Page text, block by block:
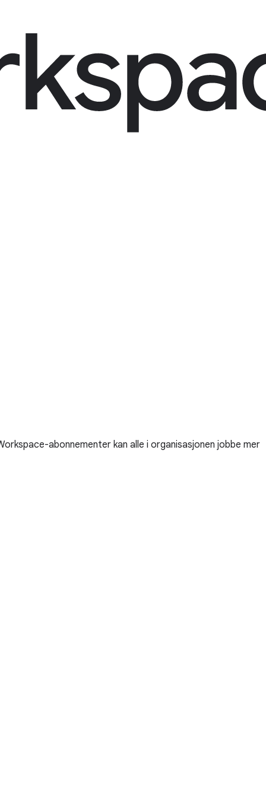
abonnementer kan alle i organisasjonen jobbe mer